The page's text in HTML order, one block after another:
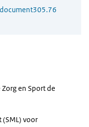
305.76
en Sport de
voor